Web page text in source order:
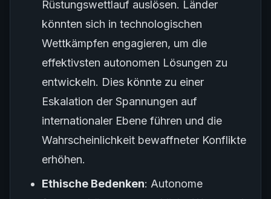
Rüstungswettlauf auslösen. Länder
könnten sich in technologischen
Wettkämpfen engagieren, um die
effektivsten autonomen Lösungen zu
entwickeln. Dies könnte zu einer
Eskalation der Spannungen auf
internationaler Ebene führen und die
Wahrscheinlichkeit bewaffneter Konflikte
erhöhen.
Ethische Bedenken: Autonome